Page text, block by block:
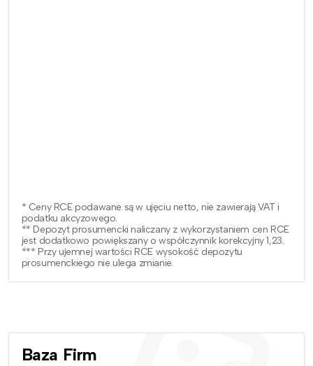
* Ceny RCE podawane są w ujęciu netto, nie zawierają VAT i
podatku akcyzowego.
** Depozyt prosumencki naliczany z wykorzystaniem cen RCE
jest dodatkowo powiększany o współczynnik korekcyjny 1,23.
*** Przy ujemnej wartości RCE wysokość depozytu
prosumenckiego nie ulega zmianie.
Baza Firm